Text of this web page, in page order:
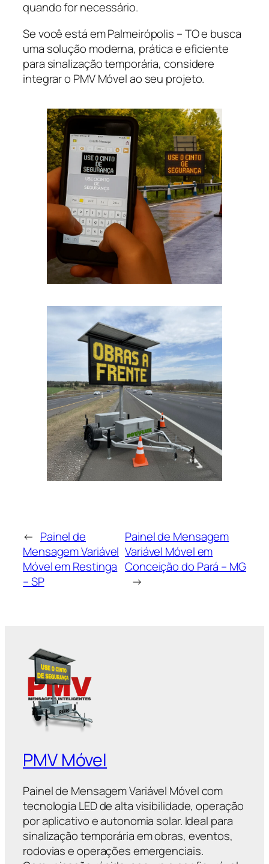
quando for necessário.
Se você está em Palmeirópolis – TO e busca
uma solução moderna, prática e eficiente
para sinalização temporária, considere
integrar o PMV Móvel ao seu projeto.
← Painel de
Mensagem Variável
Móvel em Restinga
– SP
Painel de Mensagem
Variável Móvel em
Conceição do Pará – MG
→
PMV Móvel
Painel de Mensagem Variável Móvel com
tecnologia LED de alta visibilidade, operação
por aplicativo e autonomia solar. Ideal para
sinalização temporária em obras, eventos,
rodovias e operações emergenciais.